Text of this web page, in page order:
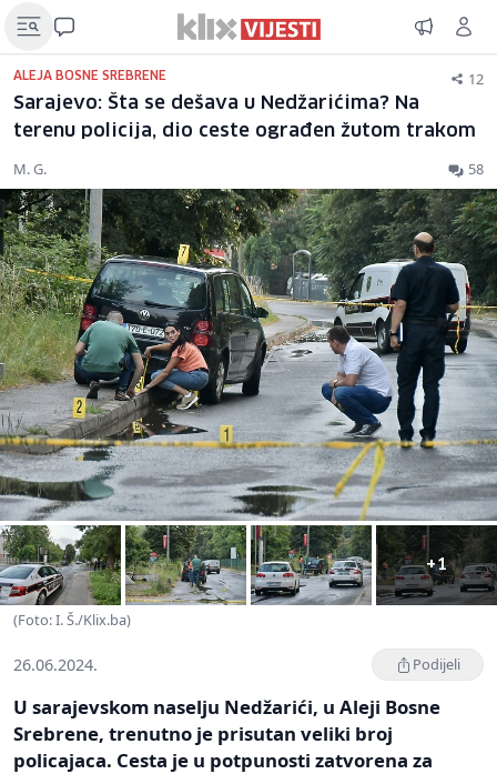
ALEJA BOSNE SREBRENE 12
Sarajevo: Šta se dešava u Nedžarićima? Na
terenu policija, dio ceste ograđen žutom trakom
M. G. 58
+1
(Foto: I. Š./Klix.ba)
26.06.2024. Podijeli
U sarajevskom naselju Nedžarići, u Aleji Bosne
Srebrene, trenutno je prisutan veliki broj
policajaca. Cesta je u potpunosti zatvorena za